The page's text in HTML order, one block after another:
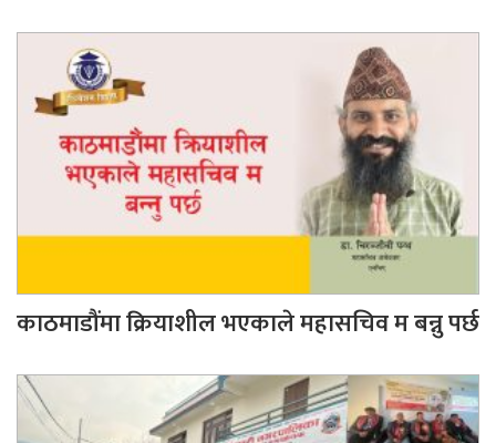
काठमाडौंमा क्रियाशील भएकाले महासचिव म बन्नु पर्छ